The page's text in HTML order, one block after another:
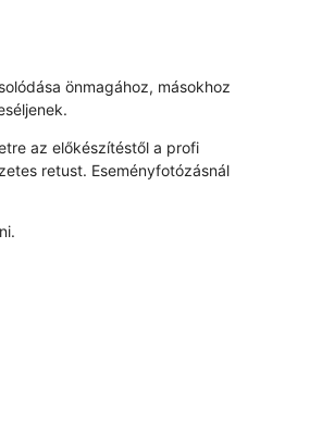
önmagához, másokhoz
az előkészítéstől a profi
retust. Eseményfotózásnál